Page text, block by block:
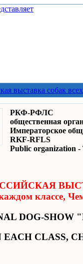
выставка собак
РКФ-РФЛС
общественная
Императорское
RKF-RFLS
Public organization -
классе,
DOG-SHOW
CLASS,